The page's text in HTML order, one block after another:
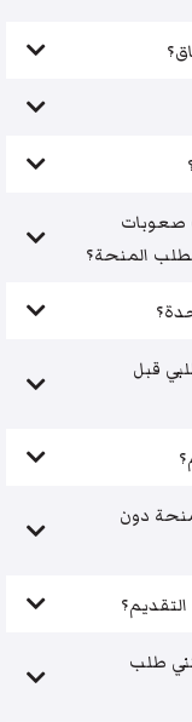
صعوبات
المنحة؟
قبل
دون
طلب